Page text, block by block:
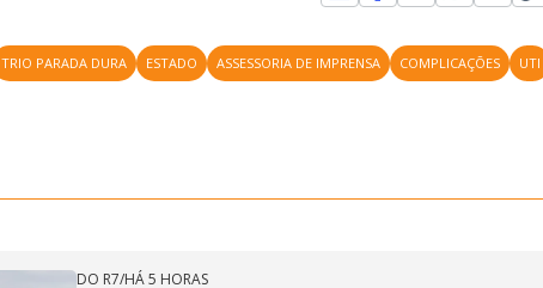
TRIO PARADA DURA ESTADO ASSESSORIA DE IMPRENSA COMPLICAÇÕES
UTI
DO R7/HÁ 5 HORAS